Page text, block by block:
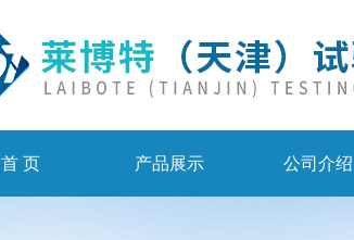
首 页 产品展示 公司介绍